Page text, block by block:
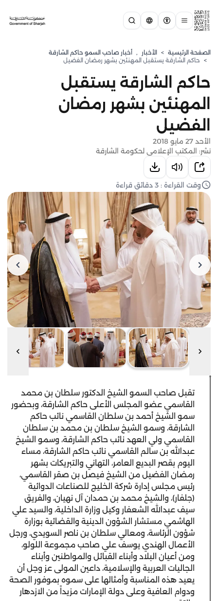
الصفحة الرئيسية > الأخبار , أخبار صاحب السمو حاكم الشارقة
> حاكم الشارقة يستقبل المهنئين بشهر رمضان الفضيل
حاكم الشارقة يستقبل
المهنئين بشهر رمضان
الفضيل
الأحد 27 مايو 2018
نشر: المكتب الإعلامي لحكومة الشارقة
وقت القراءة : 3 دقائق قراءة
تقبل صاحب السمو الشيخ الدكتور سلطان بن محمد
القاسمي عضو المجلس الأعلى حاكم الشارقة، وبحضور
سمو الشيخ أحمد بن سلطان القاسمي نائب حاكم
الشارقة، وسمو الشيخ سلطان بن محمد بن سلطان
القاسمي ولي العهد نائب حاكم الشارقة، وسمو الشيخ
عبدالله بن سالم القاسمي نائب حاكم الشارقة، مساء
اليوم بقصر البديع العامر، التهاني والتبريكات بشهر
رمضان الفضيل من الشيخ فيصل بن صقر القاسمي،
رئيس مجلس إدارة شركة الخليج للصناعات الدوائية
(جلفار)، والشيخ محمد بن حمدان آل نهيان، والفريق
سيف عبدالله الشعفار وكيل وزارة الداخلية، والسيد علي
الهاشمي مستشار الشؤون الدينية والقضائية بوزارة
شؤون الرئاسة، ومعالي سلطان بن ناصر السويدي، ورجل
الأعمال الهندي يوسف علي صاحب مجموعة اللولو،
ومن أعيان البلاد وأبناء القبائل والمواطنين وأبناء
الجاليات العربية والإسلامية، داعين المولى عز وجل أن
يعيد هذه المناسبة وأمثالها على سموه بموفور الصحة
ودوام العافية وعلى دولة الإمارات مزيداً من الازدهار